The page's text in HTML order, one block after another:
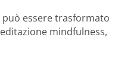
essere trasformato
mindfulness,